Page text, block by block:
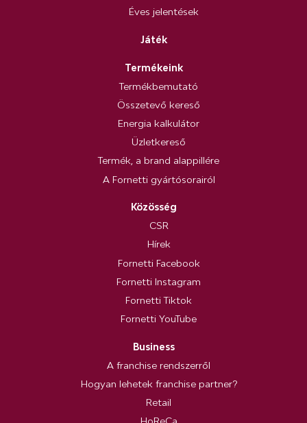
Éves jelentések
Játék
Termékeink
Termékbemutató
Összetevő kereső
Energia kalkulátor
Üzletkereső
Termék, a brand alappillére
A Fornetti gyártósorairól
Közösség
CSR
Hírek
Fornetti Facebook
Fornetti Instagram
Fornetti Tiktok
Fornetti YouTube
Business
A franchise rendszerről
Hogyan lehetek franchise partner?
Retail